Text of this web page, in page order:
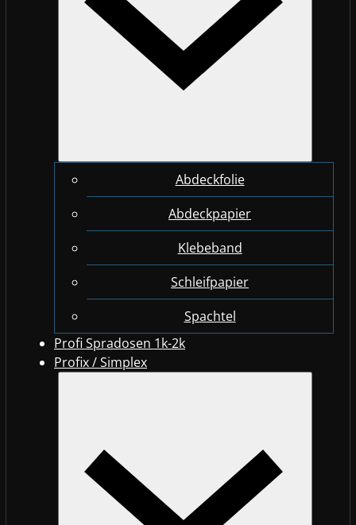
Abdeckfolie
Abdeckpapier
Klebeband
Schleifpapier
Spachtel
Profi Spradosen 1k-2k
Profix / Simplex